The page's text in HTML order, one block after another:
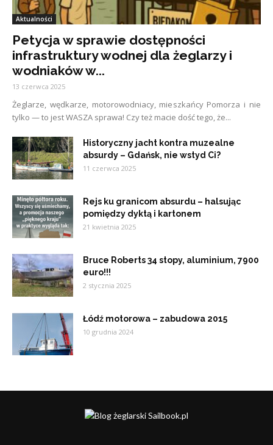
Aktualności
Petycja w sprawie dostępności
infrastruktury wodnej dla żeglarzy i
wodniaków w...
13 czerwca 2025
Żeglarze, wędkarze, motorowodniacy, mieszkańcy Pomorza i nie
tylko — to jest WASZA sprawa! Czy też macie dość tego, że...
Historyczny jacht kontra muzealne
absurdy – Gdańsk, nie wstyd Ci?
11 czerwca 2025
Rejs ku granicom absurdu – halsując
pomiędzy dyktą i kartonem
21 kwietnia 2025
Bruce Roberts 34 stopy, aluminium, 7900
euro!!!
2 stycznia 2025
Łódź motorowa – zabudowa 2015
10 grudnia 2024